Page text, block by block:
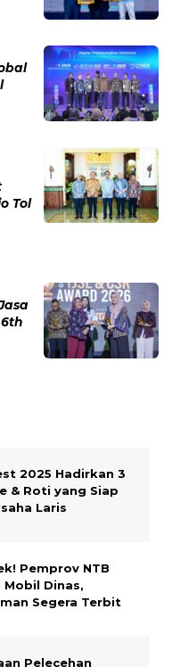
Tol
2025 Hadirkan 3
& Roti yang Siap
Laris
Pemprov NTB
Mobil Dinas,
Segera Terbit
Pelecehan